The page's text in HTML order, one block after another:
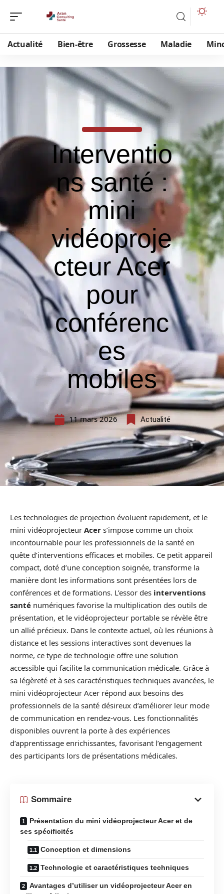
Actualité Bien-être Grossesse Maladie
Interventio
ns santé :
mini
vidéoproje
cteur Acer
pour
conférenc
es
mobiles
11 mars 2026 Actualité
Les technologies de projection évoluent rapidement, et le
mini vidéoprojecteur Acer s’impose comme un choix
incontournable pour les professionnels de la santé en
quête d’interventions efficaces et mobiles. Ce petit appareil
compact, doté d’une conception soignée, transforme la
manière dont les informations sont présentées lors de
conférences et de formations. L’essor des interventions
santé numériques favorise la multiplication des outils de
présentation, et le vidéoprojecteur portable se révèle être
un allié précieux. Dans le contexte actuel, où les réunions à
distance et les sessions interactives sont devenues la
norme, ce type de technologie offre une solution
accessible qui facilite la communication médicale. Grâce à
sa légèreté et à ses caractéristiques techniques avancées, le
mini vidéoprojecteur Acer répond aux besoins des
professionnels de la santé désireux d’améliorer leur mode
de communication en rendez-vous. Les fonctionnalités
disponibles ouvrent la porte à des expériences
d’apprentissage enrichissantes, favorisant l’engagement
des participants lors de présentations médicales.
Sommaire
Présentation du mini vidéoprojecteur Acer et de
ses spécificités
Conception et dimensions
Technologie et caractéristiques techniques
Avantages d’utiliser un vidéoprojecteur Acer en